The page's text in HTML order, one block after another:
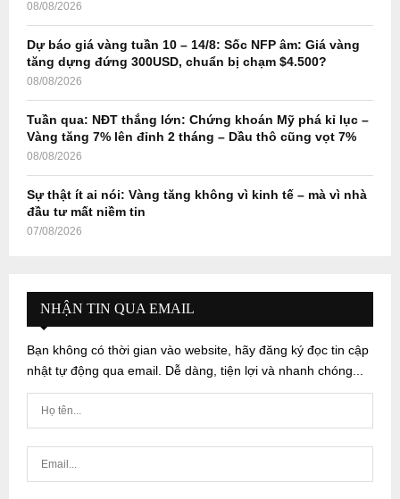
08/08/2026
Dự báo giá vàng tuần 10 – 14/8: Sốc NFP âm: Giá vàng
tăng dựng đứng 300USD, chuẩn bị chạm $4.500?
08/08/2026
Tuần qua: NĐT thắng lớn: Chứng khoán Mỹ phá kỉ lục –
Vàng tăng 7% lên đỉnh 2 tháng – Dầu thô cũng vọt 7%
08/08/2026
Sự thật ít ai nói: Vàng tăng không vì kinh tế – mà vì nhà
đầu tư mất niềm tin
07/08/2026
NHẬN TIN QUA EMAIL
Bạn không có thời gian vào website, hãy đăng ký đọc tin cập
nhật tự động qua email. Dễ dàng, tiện lợi và nhanh chóng...